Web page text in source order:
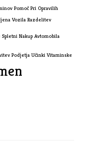
Pomoč Pri Opravilih
Vozila Razdelitev
Spletni Nakup Avtomobila
Podjetja Učinki Vitaminske